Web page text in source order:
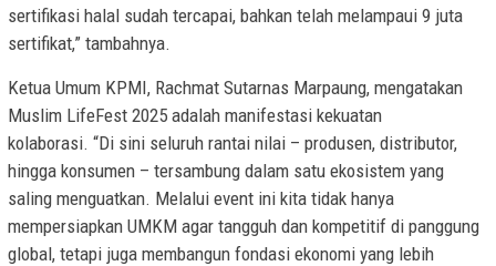
sertifikasi halal sudah tercapai, bahkan telah melampaui 9 juta
sertifikat,” tambahnya.
Ketua Umum KPMI, Rachmat Sutarnas Marpaung, mengatakan
Muslim LifeFest 2025 adalah manifestasi kekuatan
kolaborasi. “Di sini seluruh rantai nilai – produsen, distributor,
hingga konsumen – tersambung dalam satu ekosistem yang
saling menguatkan. Melalui event ini kita tidak hanya
mempersiapkan UMKM agar tangguh dan kompetitif di panggung
global, tetapi juga membangun fondasi ekonomi yang lebih